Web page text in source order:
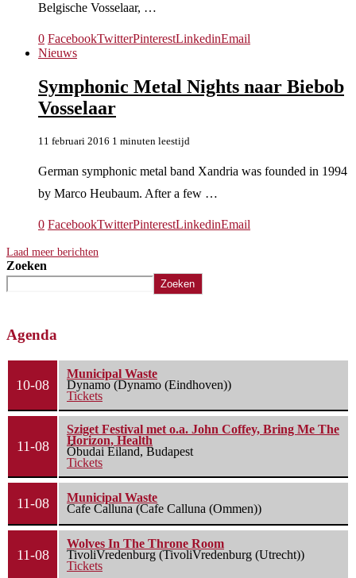
Belgische Vosselaar, …
0 FacebookTwitterPinterestLinkedinEmail
Nieuws
Symphonic Metal Nights naar Biebob
Vosselaar
11 februari 2016 1 minuten leestijd
German symphonic metal band Xandria was founded in 1994
by Marco Heubaum. After a few …
0 FacebookTwitterPinterestLinkedinEmail
Laad meer berichten
Zoeken
Zoeken
Agenda
10-08
Municipal Waste
Dynamo (Dynamo (Eindhoven))
Tickets
11-08
Sziget Festival met o.a. John Coffey, Bring Me The
Horizon, Health
Óbudai Eiland, Budapest
Tickets
11-08
Municipal Waste
Cafe Calluna (Cafe Calluna (Ommen))
11-08
Wolves In The Throne Room
TivoliVredenburg (TivoliVredenburg (Utrecht))
Tickets